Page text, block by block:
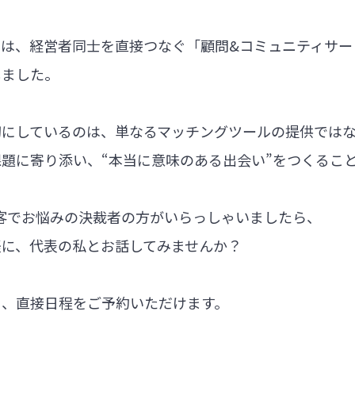
、経営者同士を直接つなぐ「顧問&コミュニティサ
した。
しているのは、単なるマッチングツールの提供では
に寄り添い、“本当に意味のある出会い”をつくるこ
お悩みの決裁者の方がいらっしゃいましたら、
、代表の私とお話してみませんか？
直接日程をご予約いただけます。